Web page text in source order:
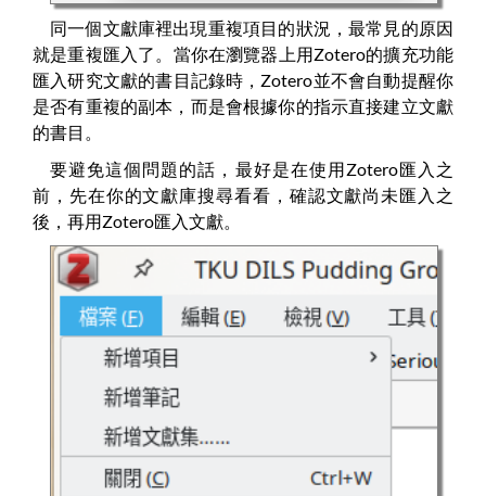
同一個文獻庫裡出現重複項目的狀況，最常見的原因
就是重複匯入了。當你在瀏覽器上用Zotero的擴充功能
匯入研究文獻的書目記錄時，Zotero並不會自動提醒你
是否有重複的副本，而是會根據你的指示直接建立文獻
的書目。
要避免這個問題的話，最好是在使用Zotero匯入之
前，先在你的文獻庫搜尋看看，確認文獻尚未匯入之
後，再用Zotero匯入文獻。